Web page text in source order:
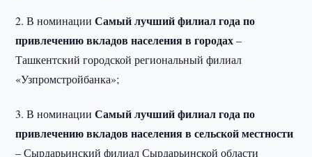
2. В номинацииСамый лучший филиал года по
привлечению вкладов населения в городах–
Ташкентский городской региональный филиал
«Узпромстройбанка»;
3. В номинацииСамый лучший филиал года по
привлечению вкладов населения в сельской местности
– Сырдарьинский филиал Сырдарьинской области